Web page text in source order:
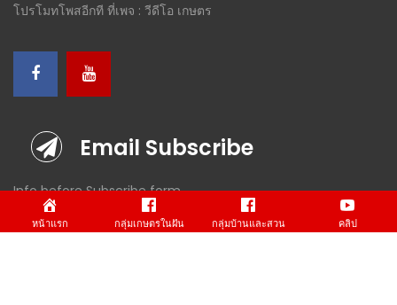
โปรโมทโพสอีกที ที่เพจ : วีดีโอ เกษตร
Email Subscribe
Info before Subscribe form
หน้าแรก กลุ่มเกษตรในฝัน กลุ่มบ้านและสวน คลิป